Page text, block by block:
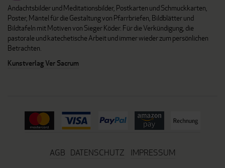
Andachtsbilder und Meditationsbilder, Postkarten und Schmuckkarten,
Poster, Mäntel für die Gestaltung von Pfarrbriefen, Bildblätter und
Bildtafeln mit Motiven von Sieger Köder. Für die Verkündigung, die
pastorale und katechetische Arbeit und immer wieder zum persönlichen
Betrachten.
Kunstverlag Ver Sacrum
AGB DATENSCHUTZ
IMPRESSUM